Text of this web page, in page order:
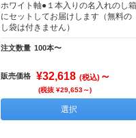
ホワイト軸●１本入りの名入れのし箱
にセットしてお届けします（無料の
し袋は付きません）
注文数量 100本〜
販売価格 ¥32,618 (税込) ～
(税抜 ¥29,653～)
選択